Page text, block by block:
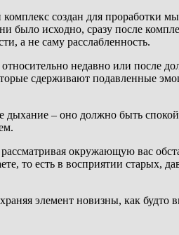
комплекс создан для проработки
исходно, сразу после
а не саму расслабленность.
недавно или после
сдерживают подавленные
дыхание – оно должно быть
окружающую вас
то есть в восприятии старых,
элемент новизны, как будто